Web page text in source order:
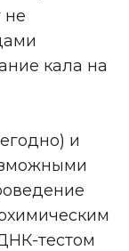
не
кала на
и
тестом